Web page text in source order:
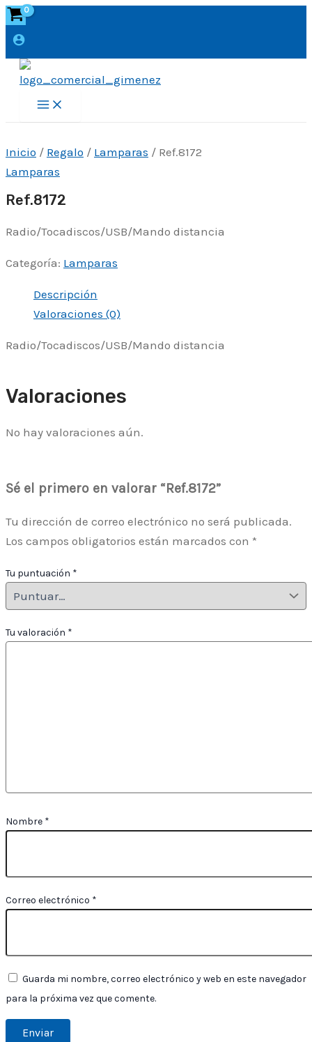
Ir
al
Main
Menu
Inicio / Regalo / Lamparas / Ref.8172
Lamparas
Ref.8172
Radio/Tocadiscos/USB/Mando distancia
Categoría: Lamparas
Descripción
Valoraciones (0)
Radio/Tocadiscos/USB/Mando distancia
Valoraciones
No hay valoraciones aún.
Sé el primero en valorar “Ref.8172”
Tu dirección de correo electrónico no será publicada.
Los campos obligatorios están marcados con *
Tu puntuación *
Tu valoración *
Nombre *
Correo electrónico *
Guarda mi nombre, correo electrónico y web en este navegador
para la próxima vez que comente.